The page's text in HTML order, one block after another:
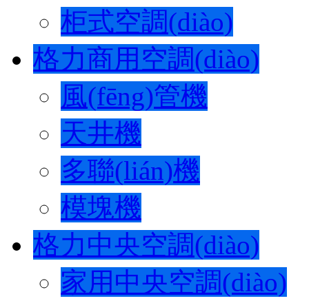
柜式空調(diào)
格力商用空調(diào)
風(fēng)管機
天井機
多聯(lián)機
模塊機
格力中央空調(diào)
家用中央空調(diào)